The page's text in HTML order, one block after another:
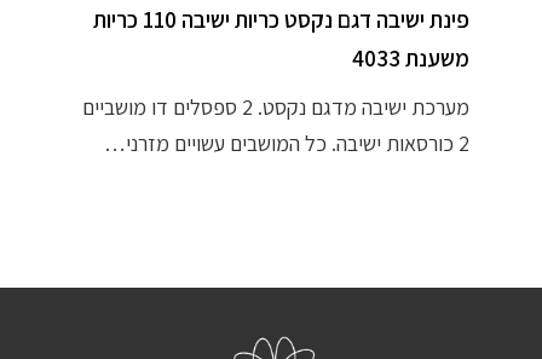
פינת ישיבה דגם נקסט כריות ישיבה 110 כריות
משענת 4033
מערכת ישיבה מדגם נקסט. 2 ספסלים דו מושביים
2 כורסאות ישיבה. כל המושבים עשויים מזרני…